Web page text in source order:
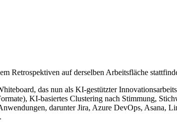
Retrospektiven auf derselben Arbeitsfläche
das nun als KI-gestützter
KI-basiertes Clustering nach Stimmung,
darunter Jira, Azure DevOps, Asana,